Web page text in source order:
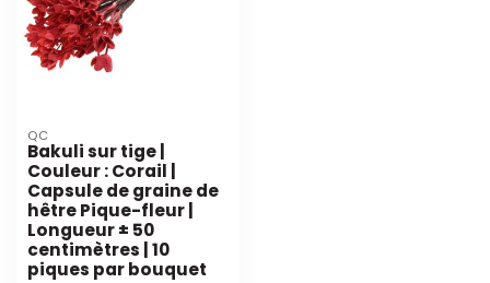
QC
Bakuli sur tige |
Couleur : Corail |
Capsule de graine de
hêtre Pique-fleur |
Longueur ± 50
centimètres | 10
piques par bouquet